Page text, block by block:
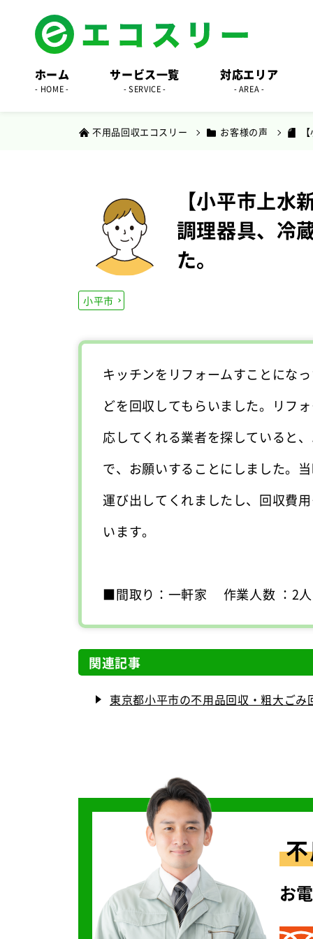
ホーム
- HOME -
サービス一覧
- SERVICE -
対応エリア
- AREA -
不用品回収エコスリー お客様の声
【小平市上
調理器具、冷
た。
小平市
キッチンをリフォームすことにな
どを回収してもらいました。リフ
応してくれる業者を探していると
で、お願いすることにしました。
運び出してくれましたし、回収費
います。
■間取り：一軒家 作業人数 ：2
関連記事
東京都小平市の不用品回収・粗大ごみ
お